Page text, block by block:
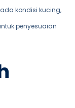
kondisi kucing,
penyesuaian